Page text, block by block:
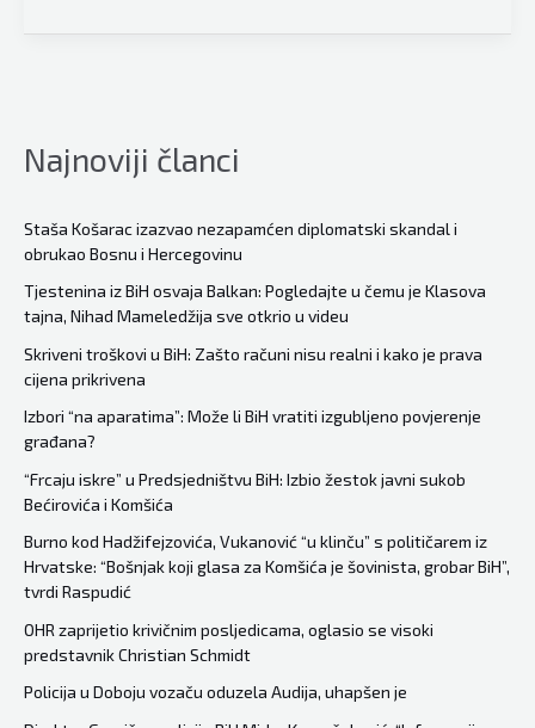
ko
zakon
će
sankcionisan”
Na
Dodikovom
prijemu
povodom
neustavnog
“dana
RS”
i
načelnik
Zajedničkog
štaba
OSBiH
Gojko
Knežević
Najnoviji članci
Staša Košarac izazvao nezapamćen diplomatski skandal i
obrukao Bosnu i Hercegovinu
Tjestenina iz BiH osvaja Balkan: Pogledajte u čemu je Klasova
tajna, Nihad Mameledžija sve otkrio u videu
Skriveni troškovi u BiH: Zašto računi nisu realni i kako je prava
cijena prikrivena
Izbori “na aparatima”: Može li BiH vratiti izgubljeno povjerenje
građana?
“Frcaju iskre” u Predsjedništvu BiH: Izbio žestok javni sukob
Bećirovića i Komšića
Burno kod Hadžifejzovića, Vukanović “u klinču” s političarem iz
Hrvatske: “Bošnjak koji glasa za Komšića je šovinista, grobar BiH”,
tvrdi Raspudić
OHR zaprijetio krivičnim posljedicama, oglasio se visoki
predstavnik Christian Schmidt
Policija u Doboju vozaču oduzela Audija, uhapšen je